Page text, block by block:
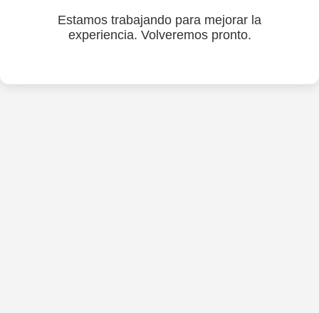
Estamos trabajando para mejorar la
experiencia. Volveremos pronto.